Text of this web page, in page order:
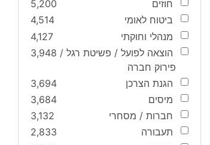
חוזים
5,200
ביטוח לאומי
4,514
מנהלי וחוקתי
4,127
הוצאה לפועל / פשיטת רגל /
פירוק חברה
3,948
הגנת הצרכן
3,694
מיסים
3,684
חברות / מסחרי
3,132
תעבורה
2,833